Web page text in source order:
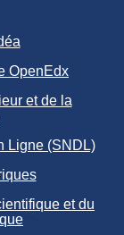
OpenEdx
et de la
Ligne (SNDL)
et du